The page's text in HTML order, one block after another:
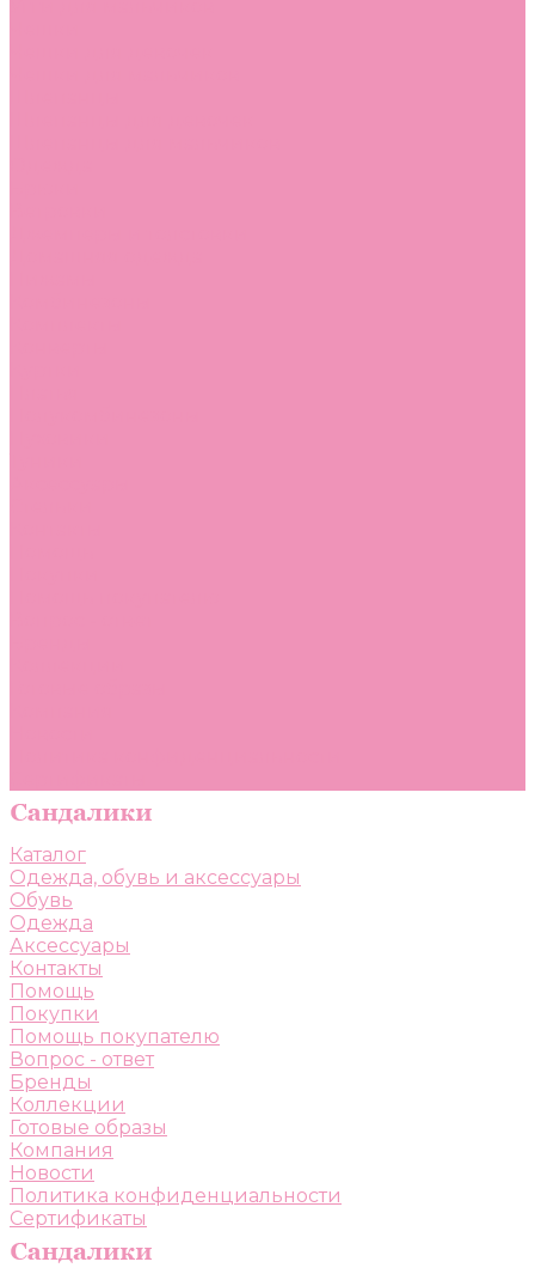
Каталог
Одежда, обувь и аксессуары
Обувь
Одежда
Аксессуары
Контакты
Помощь
Покупки
Помощь покупателю
Вопрос - ответ
Бренды
Коллекции
Готовые образы
Компания
Новости
Политика конфиденциальности
Сертификаты